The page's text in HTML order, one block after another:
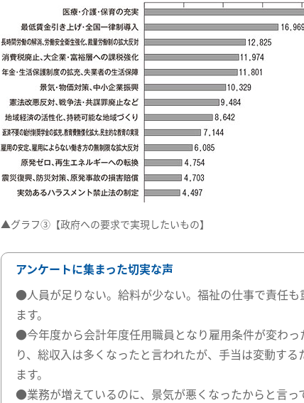
▲グラフ③【政府への要求で実現したいもの】
アンケートに集まった切実な声
●人員が足りない。給料が少ない。福祉の仕事で責任
ます。
●今年度から会計年度任用職員となり雇用条件が変わ
り、総収入は多くなったと言われたが、手当は変動す
ます。
●業務が増えているのに、景気が悪くなったからと言